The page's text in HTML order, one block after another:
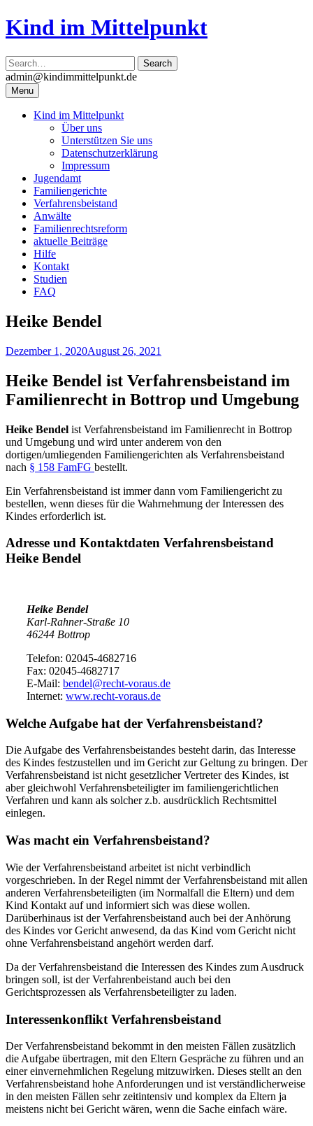
Skip
to
Kind im Mittelpunkt
admin@kindimmittelpunkt.de
Menu
Kind im Mittelpunkt
Über uns
Unterstützen Sie uns
Datenschutzerklärung
Impressum
Jugendamt
Familiengerichte
Verfahrensbeistand
Anwälte
Familienrechtsreform
aktuelle Beiträge
Hilfe
Kontakt
Studien
FAQ
Heike Bendel
Dezember 1, 2020August 26, 2021
Heike Bendel ist Verfahrensbeistand im
Familienrecht in Bottrop und Umgebung
Heike Bendel ist Verfahrensbeistand im Familienrecht in Bottrop
und Umgebung und wird unter anderem von den
dortigen/umliegenden Familiengerichten als Verfahrensbeistand
nach § 158 FamFG bestellt.
Ein Verfahrensbeistand ist immer dann vom Familiengericht zu
bestellen, wenn dieses für die Wahrnehmung der Interessen des
Kindes erforderlich ist.
Adresse und Kontaktdaten Verfahrensbeistand
Heike Bendel
Heike Bendel
Karl-Rahner-Straße 10
46244 Bottrop
Telefon: 02045-4682716
Fax: 02045-4682717
E-Mail: bendel@recht-voraus.de
Internet: www.recht-voraus.de
Welche Aufgabe hat der Verfahrensbeistand?
Die Aufgabe des Verfahrensbeistandes besteht darin, das Interesse
des Kindes festzustellen und im Gericht zur Geltung zu bringen. Der
Verfahrensbeistand ist nicht gesetzlicher Vertreter des Kindes, ist
aber gleichwohl Verfahrensbeteiligter im familiengerichtlichen
Verfahren und kann als solcher z.b. ausdrücklich Rechtsmittel
einlegen.
Was macht ein Verfahrensbeistand?
Wie der Verfahrensbeistand arbeitet ist nicht verbindlich
vorgeschrieben. In der Regel nimmt der Verfahrensbeistand mit allen
anderen Verfahrensbeteiligten (im Normalfall die Eltern) und dem
Kind Kontakt auf und informiert sich was diese wollen.
Darüberhinaus ist der Verfahrensbeistand auch bei der Anhörung
des Kindes vor Gericht anwesend, da das Kind vom Gericht nicht
ohne Verfahrensbeistand angehört werden darf.
Da der Verfahrensbeistand die Interessen des Kindes zum Ausdruck
bringen soll, ist der Verfahrenbeistand auch bei den
Gerichtsprozessen als Verfahrensbeteiligter zu laden.
Interessenkonflikt Verfahrensbeistand
Der Verfahrensbeistand bekommt in den meisten Fällen zusätzlich
die Aufgabe übertragen, mit den Eltern Gespräche zu führen und an
einer einvernehmlichen Regelung mitzuwirken. Dieses stellt an den
Verfahrensbeistand hohe Anforderungen und ist verständlicherweise
in den meisten Fällen sehr zeitintensiv und komplex da Eltern ja
meistens nicht bei Gericht wären, wenn die Sache einfach wäre.